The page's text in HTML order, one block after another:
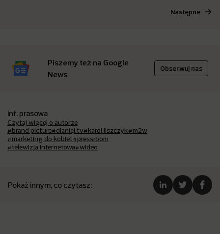
Następne
Piszemy też na Google
News
Obserwuj nas
inf. prasowa
Czytaj więcej o autorze
#brand picture#dlaniej.tv#karol liszczyk#m2w
#marketing do kobiet#pressroom
#telewizja internetowa#wideo
Pokaż innym, co czytasz: